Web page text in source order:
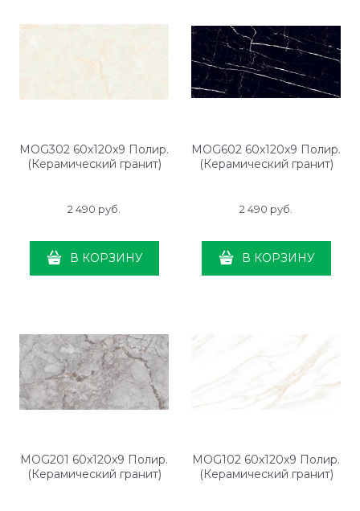
MOG302 60x120x9 Полир.
(Керамический гранит)
2 490 руб.
В КОРЗИНУ
MOG602 60x120x9 Полир.
(Керамический гранит)
2 490 руб.
В КОРЗИНУ
MOG201 60x120x9 Полир.
(Керамический гранит)
MOG102 60x120x9 Полир.
(Керамический гранит)